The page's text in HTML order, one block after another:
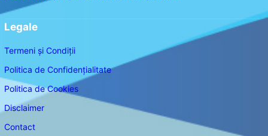
Legale
Termeni și Condiții
Politica de Confidențialitate
Politica de Cookies
Disclaimer
Contact